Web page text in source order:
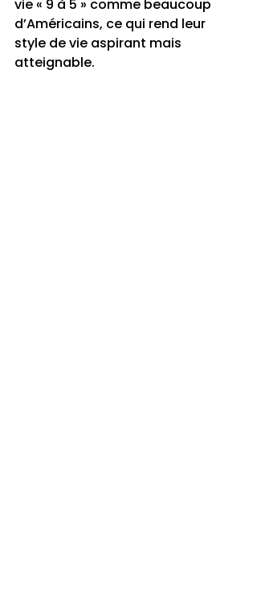
vie « 9 à 5 » comme beaucoup
d’Américains, ce qui rend leur
style de vie aspirant mais
atteignable.